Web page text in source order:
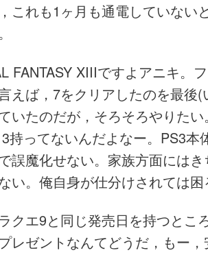
これも1ヶ月も通電していない
FANTASY XIIIですよアニキ。
えば，7をクリアしたのを最後
いたのだが，そろそろやりた
持ってないんだよなー。PS3本
誤魔化せない。家族方面には
い。俺自身が仕分けされては
クエ9と同じ発売日を持つとこ
レゼントなんてどうだ，もー